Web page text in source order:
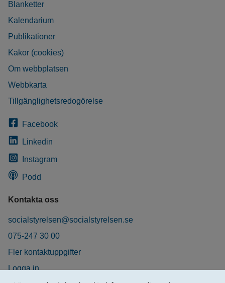
Blanketter
Kalendarium
Publikationer
Kakor (cookies)
Om webbplatsen
Webbkarta
Tillgänglighetsredogörelse
Facebook
Linkedin
Instagram
Podd
Kontakta oss
socialstyrelsen@socialstyrelsen.se
075-247 30 00
Fler kontaktuppgifter
Logga in